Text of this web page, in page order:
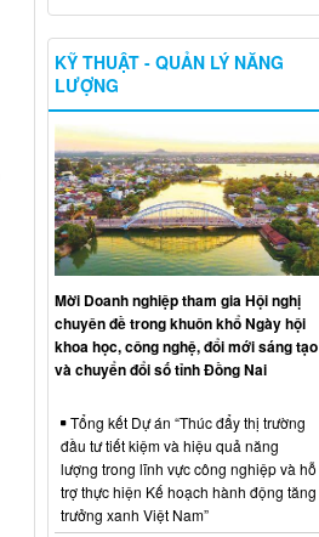
KỸ THUẬT - QUẢN LÝ NĂNG
LƯỢNG
Mời Doanh nghiệp tham gia Hội nghị
chuyên đề trong khuôn khổ Ngày hội
khoa học, công nghệ, đổi mới sáng tạo
và chuyển đổi số tỉnh Đồng Nai
Tổng kết Dự án “Thúc đẩy thị trường
đầu tư tiết kiệm và hiệu quả năng
lượng trong lĩnh vực công nghiệp và hỗ
trợ thực hiện Kế hoạch hành động tăng
trưởng xanh Việt Nam”